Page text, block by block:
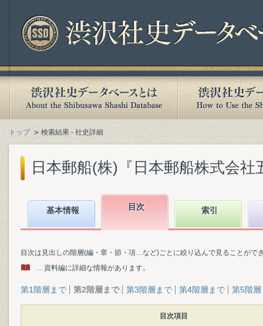
トップ 検索結果 - 社史詳細
日本郵船(株)『日本郵船株式会社
基本情報 目次 索引
目次は見出しの階層(編・章・節・項…など)ごとに絞り込んで見ることがで
… 資料編に詳細な情報があります。
第1階層まで 第2階層まで 第3階層まで 第4階層まで 第5階層
目次項目